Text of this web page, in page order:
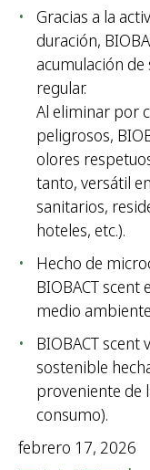
u
Gracias a la
duración,
acumulación
regular.
Al eliminar por
peligrosos,
olores
tanto, versátil
sanitarios,
hoteles, etc.).
Hecho de
BIOBACT scent
medio
BIOBACT
sostenible
proveniente de
consumo).
febrero 17, 2026